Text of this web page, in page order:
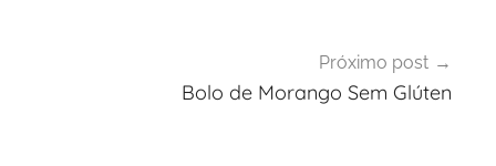
Próximo post
Bolo de Morango Sem Glúten